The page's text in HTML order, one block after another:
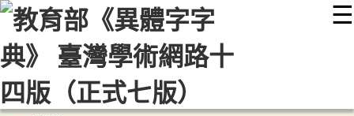
☰
::: 最新消息 常見問題 編輯說明
顯示模式
網站導覽